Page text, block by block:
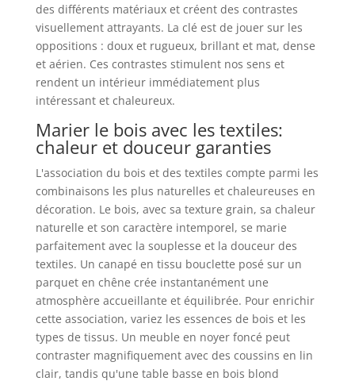
des différents matériaux et créent des contrastes
visuellement attrayants. La clé est de jouer sur les
oppositions : doux et rugueux, brillant et mat, dense
et aérien. Ces contrastes stimulent nos sens et
rendent un intérieur immédiatement plus
intéressant et chaleureux.
Marier le bois avec les textiles:
chaleur et douceur garanties
L'association du bois et des textiles compte parmi les
combinaisons les plus naturelles et chaleureuses en
décoration. Le bois, avec sa texture grain, sa chaleur
naturelle et son caractère intemporel, se marie
parfaitement avec la souplesse et la douceur des
textiles. Un canapé en tissu bouclette posé sur un
parquet en chêne crée instantanément une
atmosphère accueillante et équilibrée. Pour enrichir
cette association, variez les essences de bois et les
types de tissus. Un meuble en noyer foncé peut
contraster magnifiquement avec des coussins en lin
clair, tandis qu'une table basse en bois blond